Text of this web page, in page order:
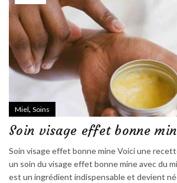
Miel, Soins
Soin visage effet bonne
Soin visage effet bonne mine Voici une
un soin du visage effet bonne mine avec du
est un ingrédient indispensable et devient